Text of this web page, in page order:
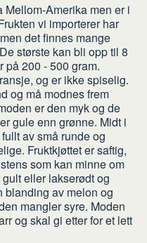
Amerika men er i
vi importerer har
det finnes mange
største kan bli opp til 8
på 200 - 500 gram.
og er ikke spiselig.
og må modnes frem
er den myk og de
gule enn grønne. Midt i
av små runde og
Fruktkjøttet er saftig,
som kan minne om
eller lakserødt og
blanding av melon og
mangler syre. Moden
og skal gi etter for et lett